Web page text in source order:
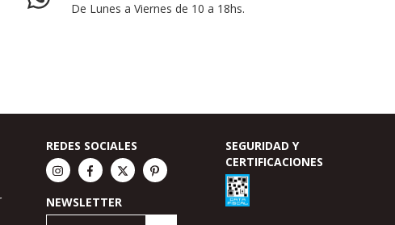
De Lunes a Viernes de 10 a 18hs.
REDES SOCIALES
NEWSLETTER
SEGURIDAD Y
CERTIFICACIONES